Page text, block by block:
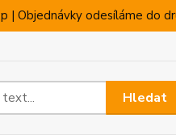
| Objednávky odesíláme do
Hledat